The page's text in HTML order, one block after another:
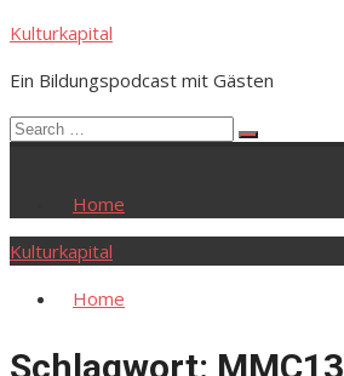
Skip
content
Kulturkapital
Ein Bildungspodcast mit Gästen
Search
Search
Home
Kulturkapital
Home
Schlagwort: MMC13